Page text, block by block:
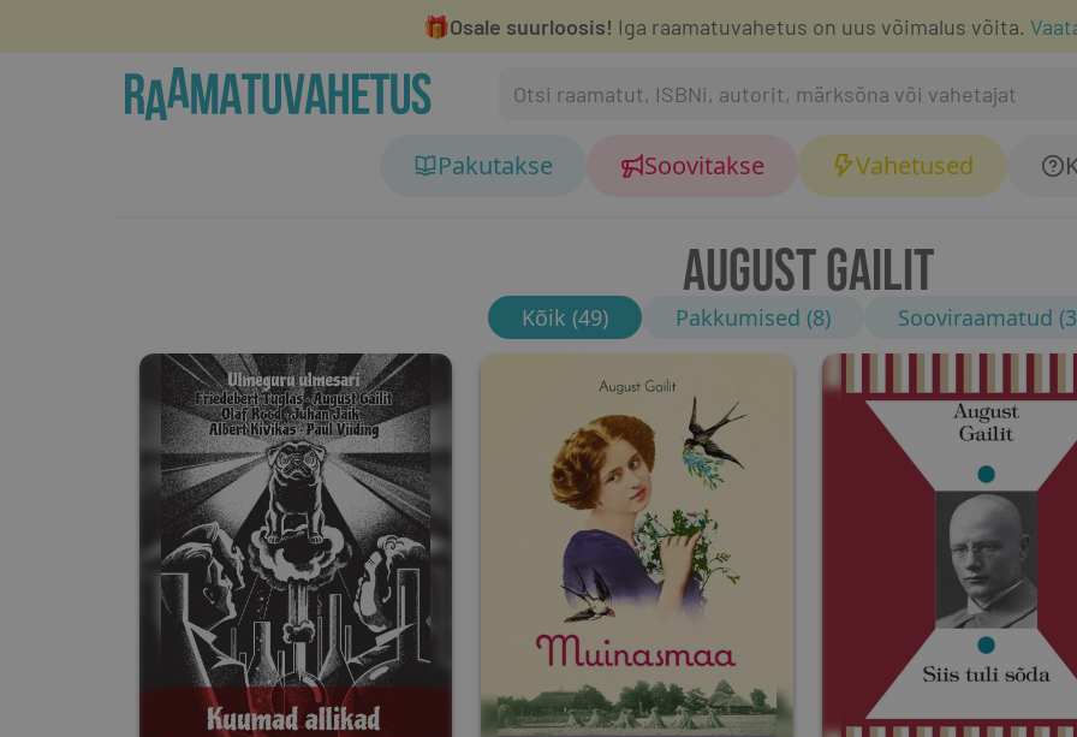
🎁Osale suurloosis! Iga raamatuvahetus on uus võimalus võita.
Pakutakse Soovitakse Vahetused
AUGUST GAILIT
Kõik (49) Pakkumised (8) Sooviraamatud